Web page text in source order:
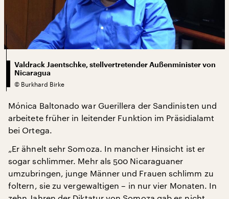
Valdrack Jaentschke, stellvertretender Außenminister von
Nicaragua
© Burkhard Birke
Mónica Baltonado war Guerillera der Sandinisten und
arbeitete früher in leitender Funktion im Präsidialamt
bei Ortega.
„Er ähnelt sehr Somoza. In mancher Hinsicht ist er
sogar schlimmer. Mehr als 500 Nicaraguaner
umzubringen, junge Männer und Frauen schlimm zu
foltern, sie zu vergewaltigen – in nur vier Monaten. In